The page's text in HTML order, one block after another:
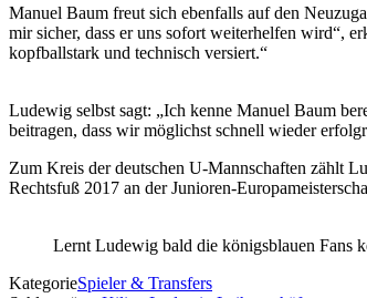
Manuel Baum freut sich ebenfalls auf den
mir sicher, dass er uns sofort weiterhelfen wird“,
kopfballstark und technisch versiert.“
Ludewig selbst sagt: „Ich kenne Manuel Baum
beitragen, dass wir möglichst schnell wieder
Zum Kreis der deutschen U-Mannschaften zählt
Rechtsfuß 2017 an der Junioren-
Lernt Ludewig bald die königsblauen Fans
KategorieSpieler & Transfers